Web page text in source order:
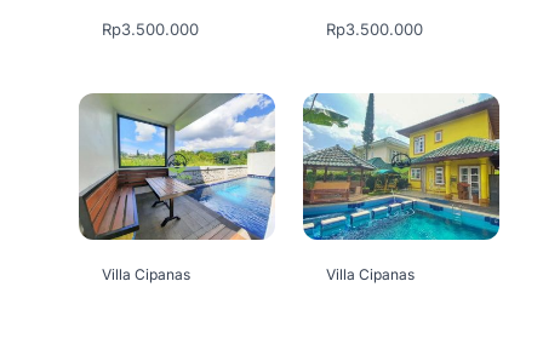
Rp3.500.000 Rp3.500.000
Villa Cipanas Villa Cipanas